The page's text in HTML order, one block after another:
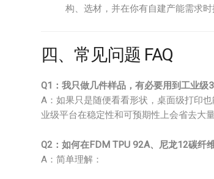
构、选材，并在你有自建产能需求时
四、常见问题 FAQ
Q1：我只做几件样品，有必要用到工业级
A：如果只是随便看看形状，桌面级打印
业级平台在稳定性和可预期性上会省去大
Q2：如何在FDM TPU 92A、尼龙12碳纤
A：简单理解：